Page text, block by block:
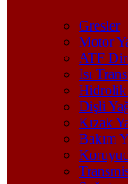
Gresler
Motor
ATF
Isı
Hidrolik
Dişli
Kızak
Bakım